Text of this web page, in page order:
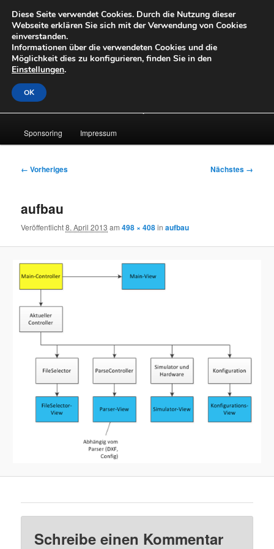
primären
Inhalt
springenOpenLabs
Hauptmenü
Sponsoring Impressum
Bilder-
← Vorheriges Nächstes →
aufbau
Veröffentlicht8. April 2013 am498 × 408inaufbau
Schreibe einen Kommentar
Diese Seite verwendet Cookies. Durch die Nutzung dieser
Webseite erklären Sie sich mit der Verwendung von Cookies
einverstanden.
Informationen über die verwendeten Cookies und die
Möglichkeit dies zu konfigurieren, finden Sie in den
Einstellungen.
OK